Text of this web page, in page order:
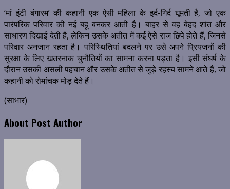
‘मां इंटी बंगारम’ की कहानी एक ऐसी महिला के इर्द-गिर्द घूमती है, जो एक
पारंपरिक परिवार की नई बहू बनकर आती है। बाहर से वह बेहद शांत और
साधारण दिखाई देती है, लेकिन उसके अतीत में कई ऐसे राज छिपे होते हैं, जिनसे
परिवार अनजान रहता है। परिस्थितियां बदलने पर उसे अपने प्रियजनों की
सुरक्षा के लिए खतरनाक चुनौतियों का सामना करना पड़ता है। इसी संघर्ष के
दौरान उसकी असली पहचान और उसके अतीत से जुड़े रहस्य सामने आते हैं, जो
कहानी को रोमांचक मोड़ देते हैं।
(साभार)
About Post Author